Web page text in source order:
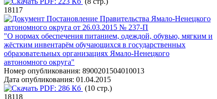
18117
Постановление Правительства Ямало-Ненецкого
автономного округа от 26.03.2015 № 237-П
"О нормах обеспечения питанием, одеждой, обувью, мягким и
жёстким инвентарём обучающихся в государственных
образовательных организациях Ямало-Ненецкого
автономного округа"
Номер опубликования: 8900201504010013
Дата опубликования: 01.04.2015
PDF: 286 Кб (10 стр.)
18118